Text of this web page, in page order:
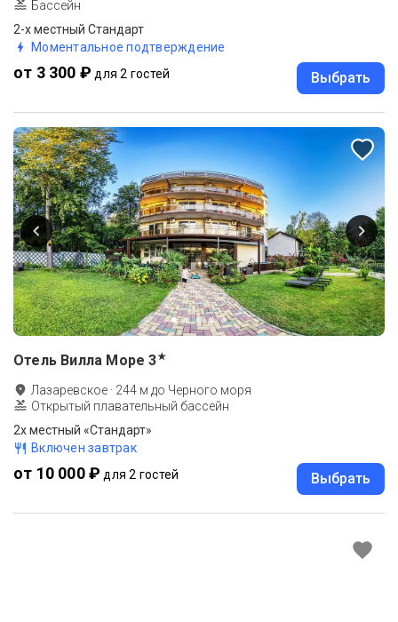
Бассейн
2-х местный Стандарт
Моментальное подтверждение
от 3 300 ₽ для 2 гостей Выбрать
Отель Вилла Море 3★
Лазаревское · 244 м до Черного моря
Открытый плавательный бассейн
2х местный «Стандарт»
Включен завтрак
от 10 000 ₽ для 2 гостей Выбрать